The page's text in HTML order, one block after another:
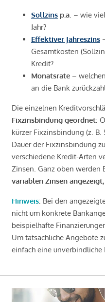
Sollzins p.a . – wie
Jahr?
Effektiver Jahreszins
Gesamtkosten
Kredit?
Monatsrate –
an die Bank
Die einzelnen
Fixzinsbindung geordnet:
kürzer Fixzinsbindung (z.
Dauer der Fixzinsbindung
verschiedene Kredit-Arten
Zinsen. Ganz oben werden
variablen Zinsen
Hinweis: Bei den
nicht um konkrete
beispielhafte
Um tatsächliche Angebote
einfach eine unverbindliche